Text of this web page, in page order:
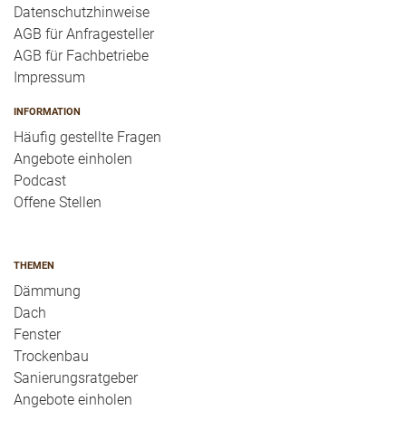
Datenschutzhinweise
AGB für Anfragesteller
AGB für Fachbetriebe
Impressum
INFORMATION
Häufig gestellte Fragen
Angebote einholen
Podcast
Offene Stellen
THEMEN
Dämmung
Dach
Fenster
Trockenbau
Sanierungsratgeber
Angebote einholen